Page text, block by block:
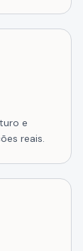
e
reais.